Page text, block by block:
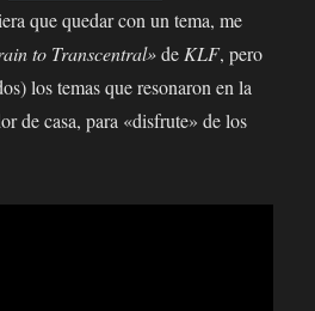
que quedar con un tema, me
to Transcentral»de KLF, pero
los temas que resonaron en la
de casa, para «disfrute» de los